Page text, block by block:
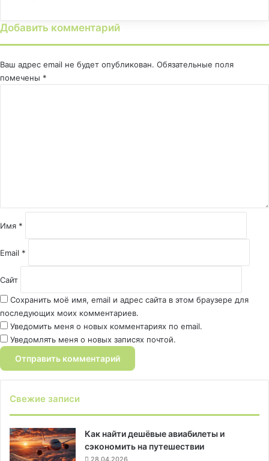
Добавить комментарий
Ваш адрес email не будет опубликован. Обязательные поля
помечены *
и
й
Имя *
Email *
Сайт
Сохранить моё имя, email и адрес сайта в этом браузере для
последующих моих комментариев.
Уведомить меня о новых комментариях по email.
Уведомлять меня о новых записях почтой.
Свежие записи
Как найти дешёвые авиабилеты и
сэкономить на путешествии
28.04.2026